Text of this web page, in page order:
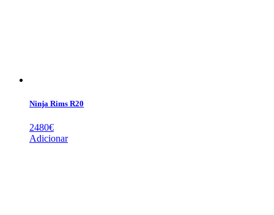
Ninja Rims R20
2480€
Adicionar